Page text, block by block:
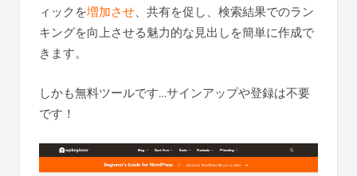
ィックを増加させ、共有を促し、検索結果でのラン
キングを向上させる魅力的な見出しを簡単に作成で
きます。
しかも無料ツールです…サインアップや登録は不要
です！